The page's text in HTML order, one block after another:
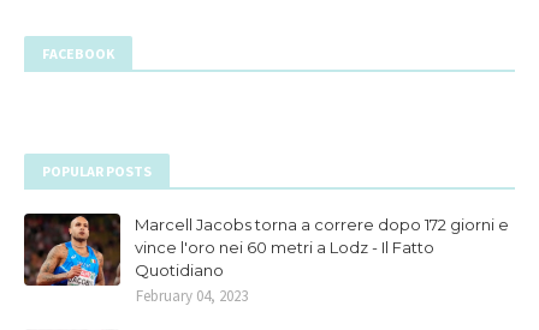
FACEBOOK
POPULAR POSTS
Marcell Jacobs torna a correre dopo 172 giorni e
vince l'oro nei 60 metri a Lodz - Il Fatto
Quotidiano
February 04, 2023